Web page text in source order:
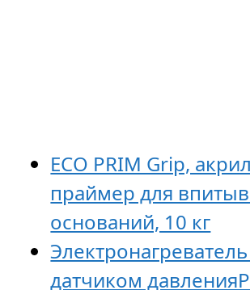
ECO PRIM Grip,
праймер для
оснований, 10 кг
датчиком